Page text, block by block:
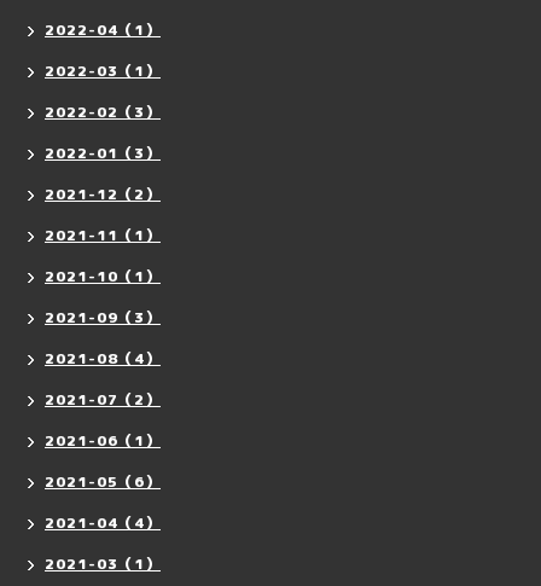
2022-04（1）
2022-03（1）
2022-02（3）
2022-01（3）
2021-12（2）
2021-11（1）
2021-10（1）
2021-09（3）
2021-08（4）
2021-07（2）
2021-06（1）
2021-05（6）
2021-04（4）
2021-03（1）